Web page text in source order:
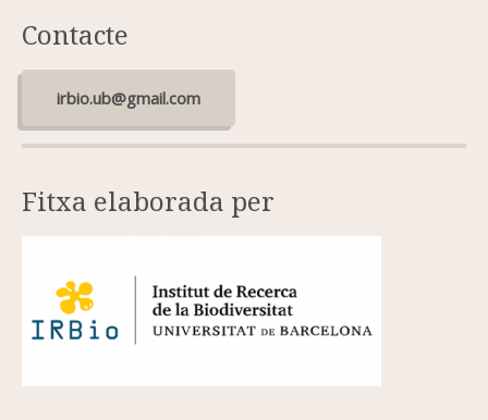
Contacte
irbio.ub@gmail.com
Fitxa elaborada per